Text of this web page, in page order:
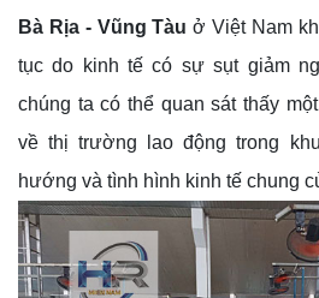
Bà Rịa - Vũng Tàu ở Việt Nam
tục do kinh tế có sự sụt giảm
chúng ta có thể quan sát thấy
về thị trường lao động trong
hướng và tình hình kinh tế chung